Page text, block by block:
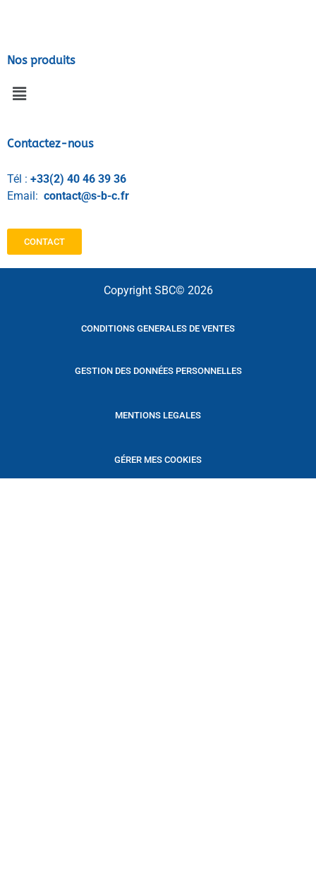
Nos produits
Contactez-nous
Tél : +33(2) 40 46 39 36
Email: contact@s-b-c.fr
CONTACT
Copyright SBC© 2026
CONDITIONS GENERALES DE VENTES
GESTION DES DONNÉES PERSONNELLES
MENTIONS LEGALES
GÉRER MES COOKIES